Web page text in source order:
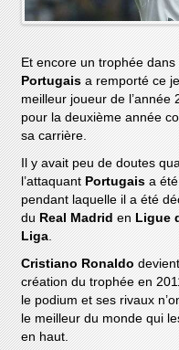
Et encore un trophée
Portugaisa remporté ce
meilleur joueur de l’année
pour la deuxième année
sa carrière.
Il y avait peu de doutes
l’attaquant Portugaisa
pendant laquelle il a été
duReal Madrid en Ligue
Liga.
Cristiano Ronaldo
création du trophée en
le podium et ses rivaux
le meilleur du monde qui
en haut.